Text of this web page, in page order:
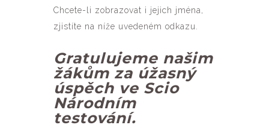
Chcete-li zobrazovat i jejich jména,
zjistíte na níže uvedeném odkazu.
Gratulujeme našim
žákům za úžasný
úspěch ve Scio
Národním
testování.